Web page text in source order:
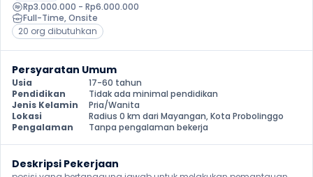
Rp3.000.000 - Rp6.000.000
Full-Time, Onsite
20 org dibutuhkan
Persyaratan Umum
Usia
17-60 tahun
Pendidikan
Tidak ada minimal pendidikan
Jenis Kelamin
Pria/Wanita
Lokasi
Radius 0 km dari Mayangan, Kota Probolinggo
Pengalaman
Tanpa pengalaman bekerja
Deskripsi Pekerjaan